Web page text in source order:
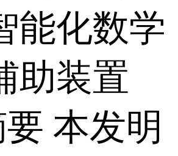
能化数学
助装置
本发明